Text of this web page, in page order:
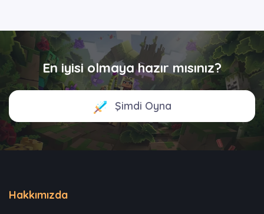
En iyisi olmaya hazır mısınız?
Şimdi Oyna
Hakkımızda